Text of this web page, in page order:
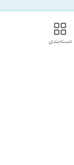
دسته‌بندی